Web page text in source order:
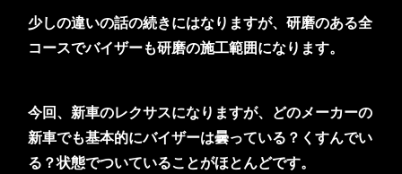
少しの違いの話の続きにはなりますが、研磨のある全
コースでバイザーも研磨の施工範囲になります。
今回、新車のレクサスになりますが、どのメーカーの
新車でも基本的にバイザーは曇っている？くすんでい
る？状態でついていることがほとんどです。